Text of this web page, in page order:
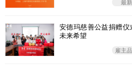
最新
安德玛慈善公益捐赠
未来希望
雇主